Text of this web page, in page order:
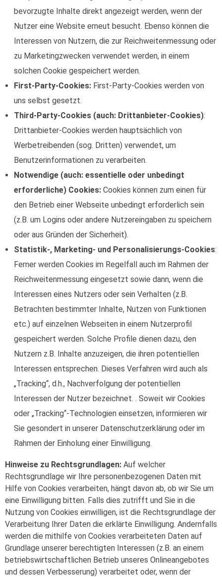
bevorzugte Inhalte direkt angezeigt werden, wenn der
Nutzer eine Website erneut besucht. Ebenso können die
Interessen von Nutzern, die zur Reichweitenmessung oder
zu Marketingzwecken verwendet werden, in einem
solchen Cookie gespeichert werden.
First-Party-Cookies:First-Party-Cookies werden von
uns selbst gesetzt.
Third-Party-Cookies (auch: Drittanbieter-Cookies):
Drittanbieter-Cookies werden hauptsächlich von
Werbetreibenden (sog. Dritten) verwendet, um
Benutzerinformationen zu verarbeiten.
Notwendige (auch: essentielle oder unbedingt
erforderliche) Cookies:Cookies können zum einen für
den Betrieb einer Webseite unbedingt erforderlich sein
(z.B. um Logins oder andere Nutzereingaben zu speichern
oder aus Gründen der Sicherheit).
Statistik-, Marketing- und Personalisierungs-Cookies:
Ferner werden Cookies im Regelfall auch im Rahmen der
Reichweitenmessung eingesetzt sowie dann, wenn die
Interessen eines Nutzers oder sein Verhalten (z.B.
Betrachten bestimmter Inhalte, Nutzen von Funktionen
etc.) auf einzelnen Webseiten in einem Nutzerprofil
gespeichert werden. Solche Profile dienen dazu, den
Nutzern z.B. Inhalte anzuzeigen, die ihren potentiellen
Interessen entsprechen. Dieses Verfahren wird auch als
„Tracking“, d.h., Nachverfolgung der potentiellen
Interessen der Nutzer bezeichnet. . Soweit wir Cookies
oder „Tracking“-Technologien einsetzen, informieren wir
Sie gesondert in unserer Datenschutzerklärung oder im
Rahmen der Einholung einer Einwilligung.
Hinweise zu Rechtsgrundlagen: Auf welcher
Rechtsgrundlage wir Ihre personenbezogenen Daten mit
Hilfe von Cookies verarbeiten, hängt davon ab, ob wir Sie um
eine Einwilligung bitten. Falls dies zutrifft und Sie in die
Nutzung von Cookies einwilligen, ist die Rechtsgrundlage der
Verarbeitung Ihrer Daten die erklärte Einwilligung. Andernfalls
werden die mithilfe von Cookies verarbeiteten Daten auf
Grundlage unserer berechtigten Interessen (z.B. an einem
betriebswirtschaftlichen Betrieb unseres Onlineangebotes
und dessen Verbesserung) verarbeitet oder, wenn der